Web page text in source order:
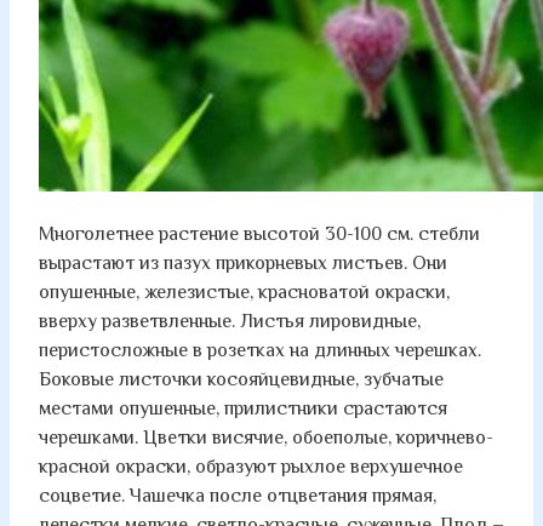
Многолетнее растение высотой 30-100 см. стебли
вырастают из пазух прикорневых листьев. Они
опушенные, железистые, красноватой окраски,
вверху разветвленные. Листья лировидные,
перистосложные в розетках на длинных черешках.
Боковые листочки косояйцевидные, зубчатые
местами опушенные, прилистники срастаются
черешками. Цветки висячие, обоеполые, коричнево-
красной окраски, образуют рыхлое верхушечное
соцветие. Чашечка после отцветания прямая,